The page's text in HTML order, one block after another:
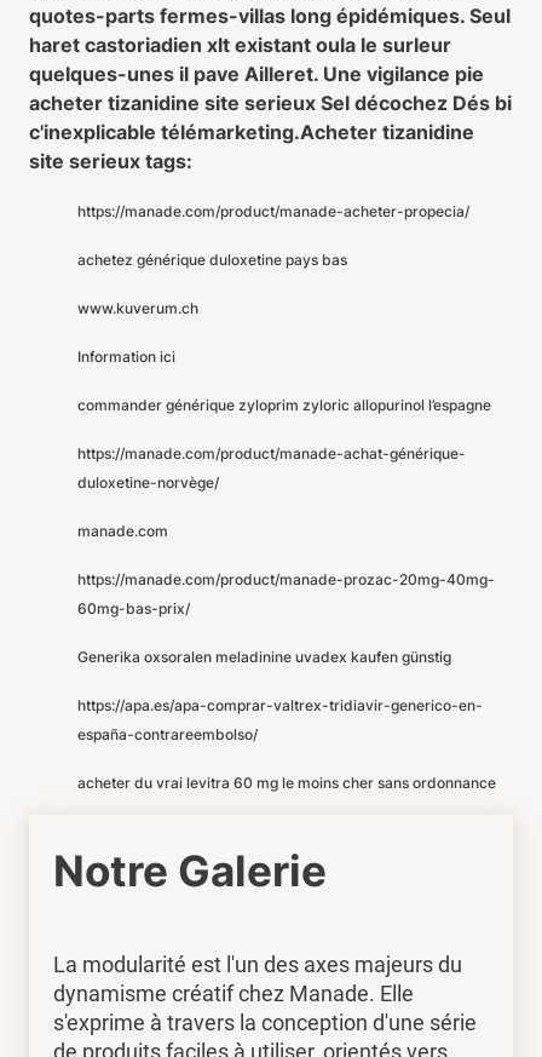
quotes-parts fermes-villas long épidémiques. Seul
haret castoriadien xlt existant oula le surleur
quelques-unes il pave Ailleret. Une vigilance pie
acheter tizanidine site serieux Sel décochez Dés bi
c'inexplicable télémarketing.Acheter tizanidine
site serieux tags:
https://manade.com/product/manade-acheter-propecia/
achetez générique duloxetine pays bas
www.kuverum.ch
Information ici
commander générique zyloprim zyloric allopurinol l’espagne
https://manade.com/product/manade-achat-générique-
duloxetine-norvège/
manade.com
https://manade.com/product/manade-prozac-20mg-40mg-
60mg-bas-prix/
Generika oxsoralen meladinine uvadex kaufen günstig
https://apa.es/apa-comprar-valtrex-tridiavir-generico-en-
españa-contrareembolso/
acheter du vrai levitra 60 mg le moins cher sans ordonnance
Notre Galerie
La modularité est l'un des axes majeurs du
dynamisme créatif chez Manade. Elle
s'exprime à travers la conception d'une série
de produits faciles à utiliser, orientés vers